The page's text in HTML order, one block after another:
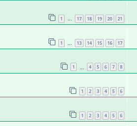
1 … 17 18 19 20 21
1 13 14 15 16 17
1 4 5 6 7 8
1 2 3 4 5 6
1 2 3 4 5 6